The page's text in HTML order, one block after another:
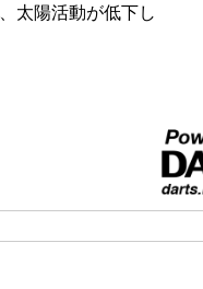
太陽活動が低下し